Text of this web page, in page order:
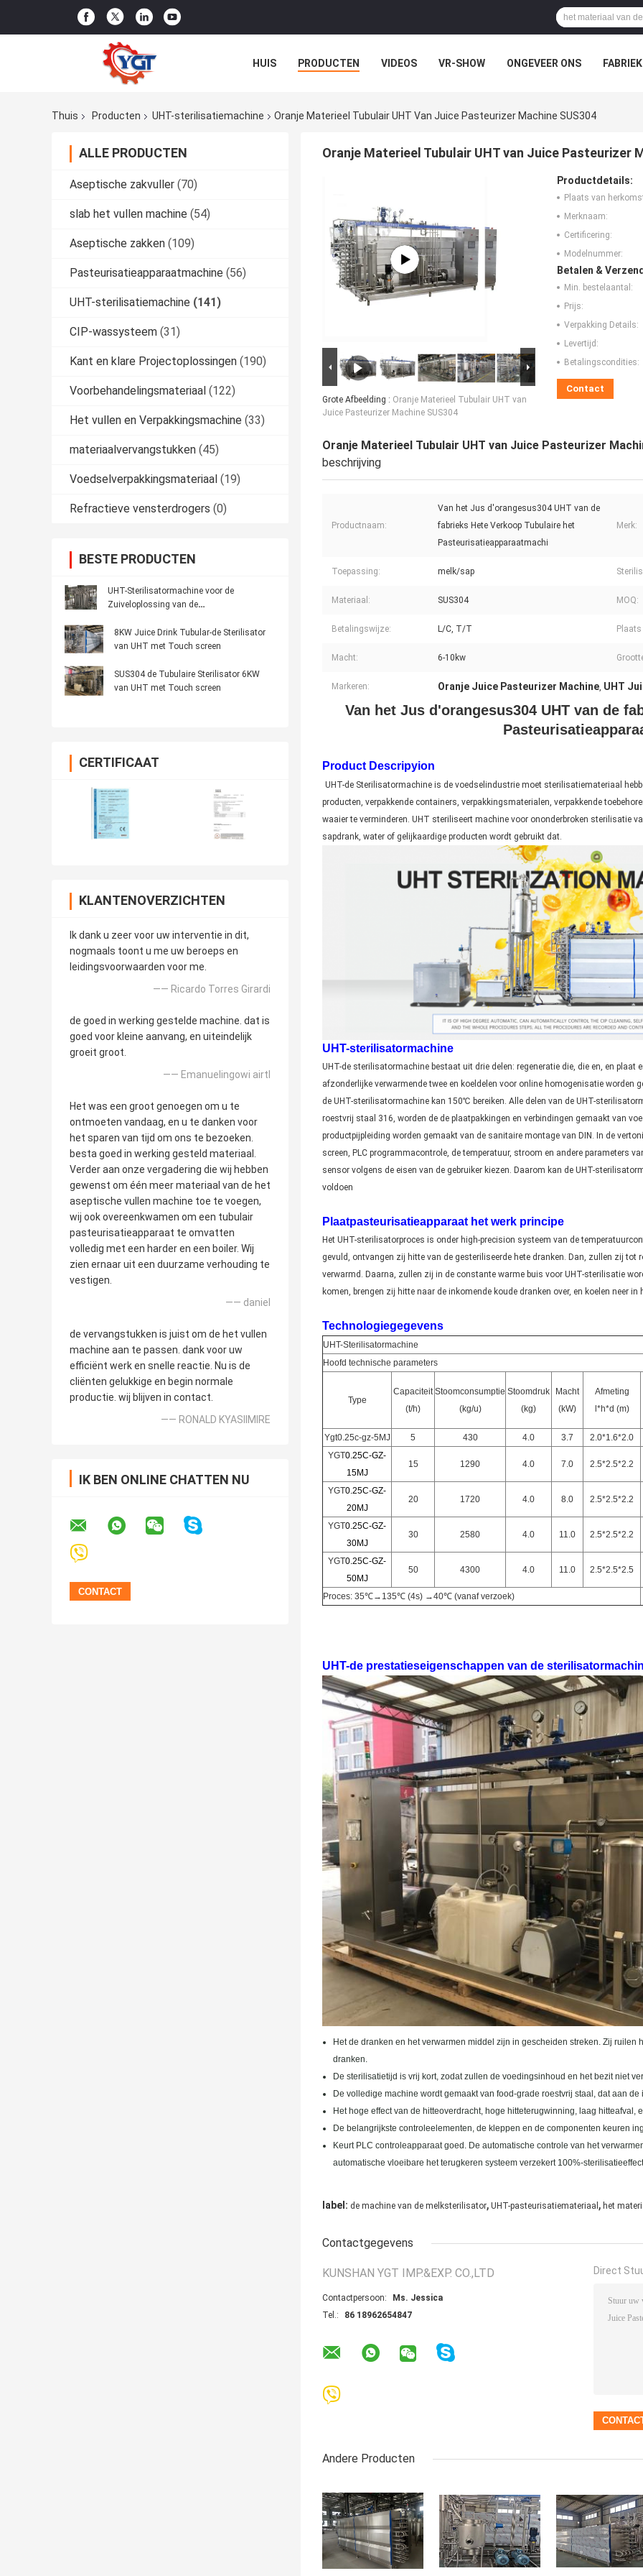
HUIS PRODUCTEN VIDEOS VR-SHOW ONGEVEER ONS
Thuis
Producten UHT-sterilisatiemachine Oranje Materieel Tubulair UHT Van Juice Pasteurizer Machine SUS304
ALLE PRODUCTEN
Aseptische zakvuller (70)
slab het vullen machine (54)
Aseptische zakken (109)
Pasteurisatieapparaatmachine (56)
UHT-sterilisatiemachine (141)
CIP-wassysteem (31)
Kant en klare Projectoplossingen (190)
Voorbehandelingsmateriaal (122)
Het vullen en Verpakkingsmachine (33)
materiaalvervangstukken (45)
Voedselverpakkingsmateriaal (19)
Refractieve vensterdrogers (0)
BESTE PRODUCTEN
UHT-Sterilisatormachine voor de
Zuiveloplossing van de
8KW Juice Drink Tubular-de Sterilisator
van UHT met Touch screen
SUS304 de Tubulaire Sterilisator 6KW
van UHT met Touch screen
CERTIFICAAT
KLANTENOVERZICHTEN
Ik dank u zeer voor uw interventie in dit,
nogmaals toont u me uw beroeps en
leidingsvoorwaarden voor me.
—— Ricardo Torres Girardi
de goed in werking gestelde machine. dat is
goed voor kleine aanvang, en uiteindelijk
groeit groot.
—— Emanuelingowi airtl
Het was een groot genoegen om u te
ontmoeten vandaag, en u te danken voor
het sparen van tijd om ons te bezoeken.
besta goed in werking gesteld materiaal.
Verder aan onze vergadering die wij hebben
gewenst om één meer materiaal van de het
aseptische vullen machine toe te voegen,
wij ook overeenkwamen om een tubulair
pasteurisatieapparaat te omvatten
volledig met een harder en een boiler. Wij
zien ernaar uit een duurzame verhouding te
vestigen.
—— daniel
de vervangstukken is juist om de het vullen
machine aan te passen. dank voor uw
efficiënt werk en snelle reactie. Nu is de
cliënten gelukkige en begin normale
productie. wij blijven in contact.
—— RONALD KYASIIMIRE
IK BEN ONLINE CHATTEN NU
Oranje Materieel Tubulair UHT van Juice Pasteurizer
Grote Afbeelding : Oranje Materieel Tubulair UHT van
Juice Pasteurizer Machine SUS304
Productdetails:
Plaats van
Merknaam:
Certificering:
Modelnummer:
Betalen &
Min. bestelaantal:
Prijs:
Verpakking Details:
Levertijd:
Betalingscondities:
Contact
Oranje Materieel Tubulair UHT van Juice Pasteurizer
beschrijving
Productnaam:
Van het Jus d'orangesus304 UHT van de
fabrieks Hete Verkoop Tubulaire het
Pasteurisatieapparaatmachi
Merk:
Toepassing: melk/sap
Materiaal: SUS304 MOQ:
Betalingswijze: L/C, T/T
Macht: 6-10kw
Markeren: Oranje Juice Pasteurizer Machine, UHT
Van het Jus d'orangesus304 UHT van de
Product Descripyion
UHT-de Sterilisatormachine is de voedselindustrie moet sterilisatiemateriaal
producten, verpakkende containers, verpakkingsmaterialen, verpakkende
waaier te verminderen. UHT steriliseert machine voor ononderbroken sterilisatie
sapdrank, water of gelijkaardige producten wordt gebruikt dat.
UHT-sterilisatormachine
UHT-de sterilisatormachine bestaat uit drie delen: regeneratie die, die en, en
afzonderlijke verwarmende twee en koeldelen voor online homogenisatie worden
de UHT-sterilisatormachine kan 150℃ bereiken. Alle delen van de UHT-
roestvrij staal 316, worden de de plaatpakkingen en verbindingen gemaakt van
productpijpleiding worden gemaakt van de sanitaire montage van DIN. In de
screen, PLC programmacontrole, de temperatuur, stroom en andere parameters
sensor volgens de eisen van de gebruiker kiezen. Daarom kan de UHT-
voldoen
Plaatpasteurisatieapparaat het werk principe
Het UHT-sterilisatorproces is onder high-precision systeem van de
gevuld, ontvangen zij hitte van de gesteriliseerde hete dranken. Dan, zullen zij
verwarmd. Daarna, zullen zij in de constante warme buis voor UHT-sterilisatie
komen, brengen zij hitte naar de inkomende koude dranken over, en koelen neer
Technologiegegevens
UHT-Sterilisatormachine
Hoofd technische parameters
Type
Capaciteit
(t/h)
Stoomconsumptie
(kg/u)
Stoomdruk
(kg)
Macht
(kW)
Afmeting
l*h*d (m)
Ygt0.25c-gz-5MJ 5 430 4.0 3.7
2.0*1.6*2.0
YGT0.25C-GZ-
15MJ
15 1290 4.0 7.0 2.5*2.5*2.2
YGT0.25C-GZ-
20MJ
20 1720 4.0 8.0 2.5*2.5*2.2
YGT0.25C-GZ-
30MJ
30 2580 4.0 11.0 2.5*2.5*2.2
YGT0.25C-GZ-
50MJ
50 4300 4.0 11.0 2.5*2.5*2.5
Proces: 35℃→135℃ (4s) →40℃ (vanaf verzoek)
UHT-de prestatieseigenschappen van de
Het de dranken en het verwarmen middel zijn in gescheiden streken. Zij ruilen
dranken.
De sterilisatietijd is vrij kort, zodat zullen de voedingsinhoud en het bezit niet
De volledige machine wordt gemaakt van food-grade roestvrij staal, dat aan
Het hoge effect van de hitteoverdracht, hoge hitteterugwinning, laag hitteafval,
De belangrijkste controleelementen, de kleppen en de componenten keuren
Keurt PLC controleapparaat goed. De automatische controle van het
automatische vloeibare het terugkeren systeem verzekert 100%-sterilisatieeffect
label: de machine van de melksterilisator, UHT-pasteurisatiemateriaal , het
Contactgegevens
KUNSHAN YGT IMP.&EXP. CO.,LTD
Contactpersoon:
Ms. Jessica
Tel.:
86 18962654847
Direct
Andere Producten